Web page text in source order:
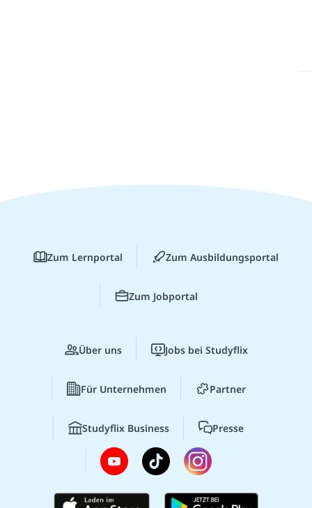
Zum Lernportal Zum Ausbildungsportal
Zum Jobportal
Über uns Jobs bei Studyflix
Für Unternehmen Partner
Studyflix Business Presse